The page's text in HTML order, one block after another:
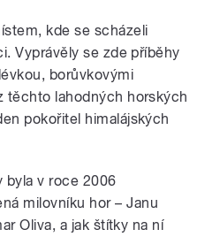
kde se scházeli
Vyprávěly se zde příběhy
borůvkovými
těchto lahodných horských
pokořitel himalájských
byla v roce 2006
milovníku hor – Janu
Oliva, a jak štítky na ní